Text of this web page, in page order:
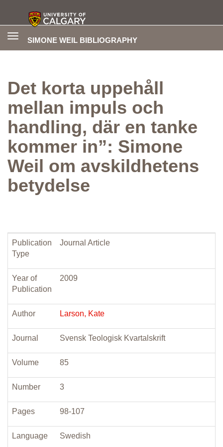
SIMONE WEIL BIBLIOGRAPHY
Toggle
Det korta uppehåll
mellan impuls och
handling, där en tanke
kommer in”: Simone
Weil om avskildhetens
betydelse
Publication
Type
Journal Article
Year of
Publication
2009
Author Larson, Kate
Journal Svensk Teologisk Kvartalskrift
Volume 85
Number 3
Pages 98-107
Language Swedish